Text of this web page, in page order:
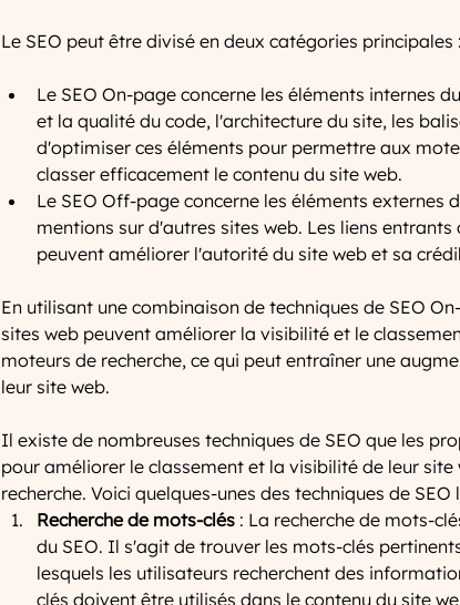
Le SEO peut être divisé en deux catégories principales
Le SEO On-page concerne les éléments internes
et la qualité du code, l'architecture du site, les
d'optimiser ces éléments pour permettre aux
classer efficacement le contenu du site web.
Le SEO Off-page concerne les éléments externes
mentions sur d'autres sites web. Les liens
peuvent améliorer l'autorité du site web et sa
En utilisant une combinaison de techniques de SEO
sites web peuvent améliorer la visibilité et le
moteurs de recherche, ce qui peut entraîner une
leur site web.
Il existe de nombreuses techniques de SEO que les
pour améliorer le classement et la visibilité de leur
recherche. Voici quelques-unes des techniques de SEO
Recherche de mots-clés : La recherche de mots-
du SEO. Il s'agit de trouver les mots-clés
lesquels les utilisateurs recherchent des
clés doivent être utilisés dans le contenu du site